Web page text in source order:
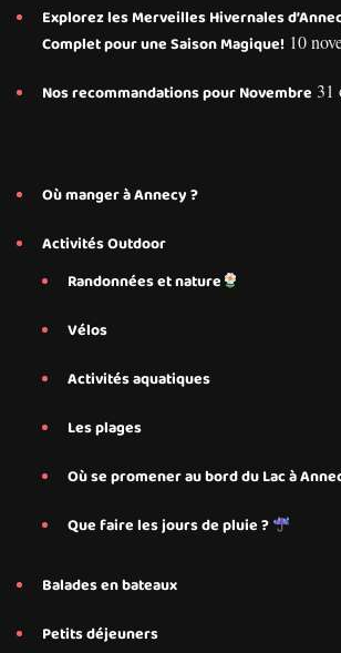
Explorez les Merveilles Hivernales
Complet pour une Saison Magique! 10
Nos recommandations pour Novembre 31
Où manger à Annecy ?
Activités Outdoor
Randonnées et nature
Vélos
Activités aquatiques
Les plages
Où se promener au bord du Lac à
Que faire les jours de pluie ?
Balades en bateaux
Petits déjeuners